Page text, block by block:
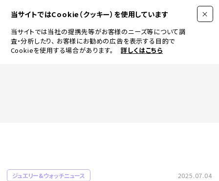
当サイトではCookie（クッキー）を使用しています
当サイトでは当社の提携先等がお客様のニーズ等について調
査・分析したり、 お客様にお勧めの広告を表示する目的で
Cookieを使用する場合があります。
詳しくはこちら
JEWELRY & WATCH
ジュエリー&ウォッチニュース 2025.07.04